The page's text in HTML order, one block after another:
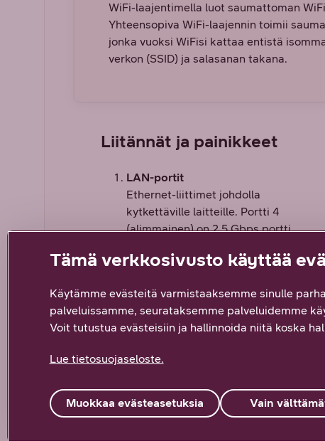
WiFi-laajentimella luot saumattoman
Yhteensopiva WiFi-laajennin toimii
jonka vuoksi WiFisi kattaa entistä
verkon (SSID) ja salasanan takana.
Liitännät ja painikkeet
LAN-portit
Ethernet-liittimet johdolla
kytkettäville laitteille. Portti 4
(alimmainen) on 2.5 Gbps portti
Reset-nappi
Paina 5 sekuntia palauttaaksesi laite
Antennijohdon RF-liitin
Antennijohdon liitin
Paina vähintään 2 sekuntia
WiFi-painike
WiFi On/Off
Tämä verkkosivusto käyttää
Käytämme evästeitä varmistaaksemme sinulle
palveluissamme, seurataksemme palveluidemme
Voit tutustua evästeisiin ja hallinnoida niitä koska
Lue tietosuojaseloste.
Vain
Muokkaa evästeasetuksia